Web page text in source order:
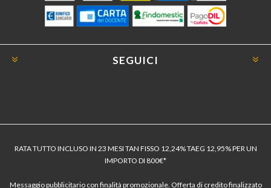
SEGUICI
RATA TUTTO INCLUSO IN 23 MESI TAN FISSO 12,24% TAEG 12,95% PER UN
IMPORTO DI 800€*
Messaggio pubblicitario con finalità promozionale. Offerta di credito finalizzato